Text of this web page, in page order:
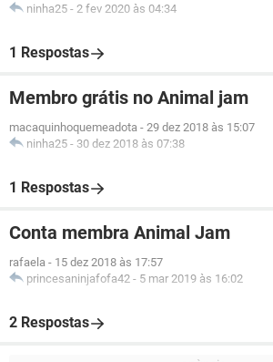
ninha25 - 2 fev 2020 às 04:34
1 Respostas
Membro grátis no Animal jam
macaquinhoquemeadota - 29 dez 2018 às 15:07
ninha25 - 30 dez 2018 às 07:38
1 Respostas
Conta membra Animal Jam
rafaela - 15 dez 2018 às 17:57
princesaninjafofa42 - 5 mar 2019 às 16:02
2 Respostas